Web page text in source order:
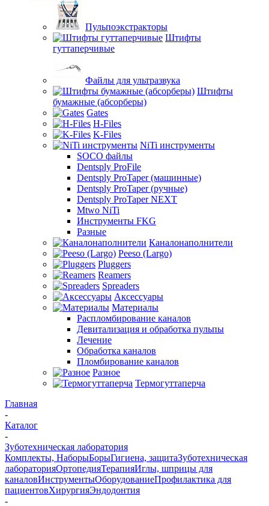
Пульпоэкстракторы
Штифты
гуттаперчивые
Файлы для ультразвука
Штифты
бумажные (абсорберы)
Gates
H-Files
K-Files
NiTi инструменты
SOCO файлы
Dentsply ProFile
Dentsply ProTaper (машинные)
Dentsply ProTaper (ручные)
Dentsply ProTaper NEXT
Mtwo NiTi
Инструменты FKG
Разные
Каналонаполнители
Peeso (Largo)
Pluggers
Reamers
Spreaders
Аксессуары
Материалы
Распломбирование каналов
Девитализация и обработка пульпы
Лечение
Обработка каналов
Пломбирование каналов
Разное
Термогуттаперча
Главная
-
Каталог
-
Зуботехническая лаборатория
Комплекты, НаборыБорыГигиена, защитаЗуботехническая
лабораторияОртопедияТерапияИглы, шприцы для
каналовИнструментыОборудованиеПрофилактика для
пациентовХирургияЭндодонтия
-